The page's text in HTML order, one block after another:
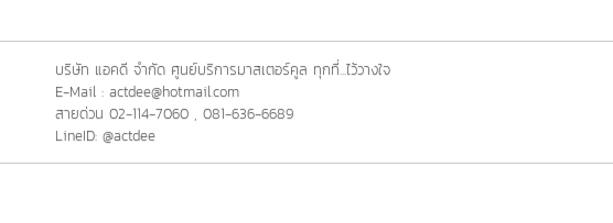
บริษัท แอคดี จำกัด ศูนย์บริการมาสเตอร์คูล ทุกที่...ไว้วางใจ
E-Mail : actdee@hotmail.com
สายด่วน 02-114-7060 , 081-636-6689
LineID: @actdee